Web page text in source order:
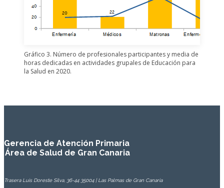
Gráfico 3. Número de profesionales participantes y media de
horas dedicadas en actividades grupales de Educación para
la Salud en 2020.
Gerencia de Atención Primaria
Área de Salud de Gran Canaria
Trasera Luis Doreste Silva, 36-44 35004 | Las Palmas de Gran Canaria